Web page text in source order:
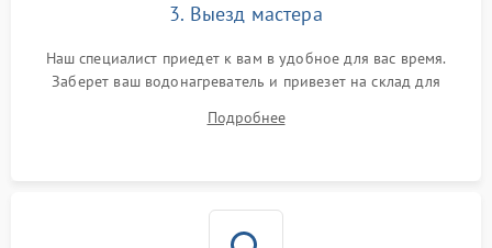
3. Выезд мастера
Наш специалист приедет к вам в удобное для вас время.
Заберет ваш водонагреватель и привезет на склад для
Подробнее